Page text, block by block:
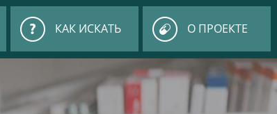
КАК ИСКАТЬ О ПРОЕКТЕ